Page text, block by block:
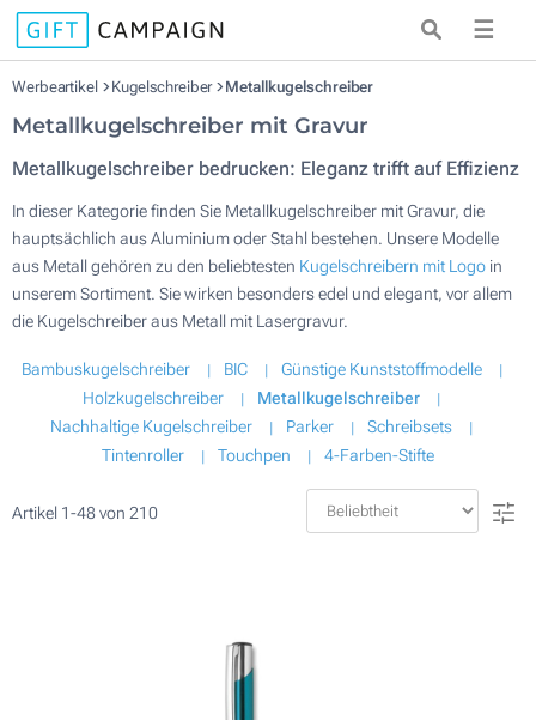
☰
Werbeartikel Kugelschreiber Metallkugelschreiber
Metallkugelschreiber mit Gravur
Metallkugelschreiber bedrucken: Eleganz trifft auf Effizienz
In dieser Kategorie finden Sie Metallkugelschreiber mit Gravur, die
hauptsächlich aus Aluminium oder Stahl bestehen. Unsere Modelle
aus Metall gehören zu den beliebtesten Kugelschreibern mit Logo in
unserem Sortiment. Sie wirken besonders edel und elegant, vor allem
die Kugelschreiber aus Metall mit Lasergravur.
Bambuskugelschreiber BIC
Günstige Kunststoffmodelle
Holzkugelschreiber
Metallkugelschreiber
Nachhaltige Kugelschreiber
Parker
Schreibsets
Tintenroller
Touchpen 4-Farben-Stifte
Artikel 1-48von 210